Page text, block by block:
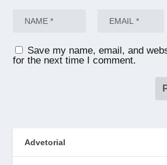
Save my name, email, and
for the next time I comment.
Advetorial